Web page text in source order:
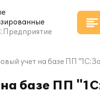
учет на базе ПП
базе ПП